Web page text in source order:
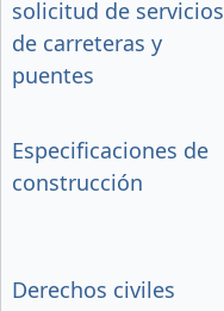
solicitud de servicios
de carreteras y
puentes
Especificaciones de
construcción
Derechos civiles